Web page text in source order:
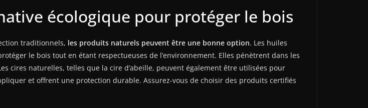
écologique pour protéger le bois
traditionnels, les produits naturels peuvent être une bonne option. Les huiles
le bois tout en étant respectueuses de l’environnement. Elles pénètrent dans les
cires naturelles, telles que la cire d’abeille, peuvent également être utilisées pour
et offrent une protection durable. Assurez-vous de choisir des produits certifiés